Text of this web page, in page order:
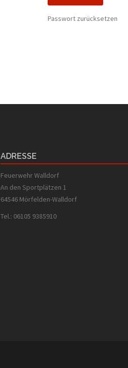
Passwort zurücksetzen
ADRESSE
Feuerwehr Walldorf
An den Sportplätzen 1
64546 Mörfelden-Walldorf
Tel.: 06105 9385910